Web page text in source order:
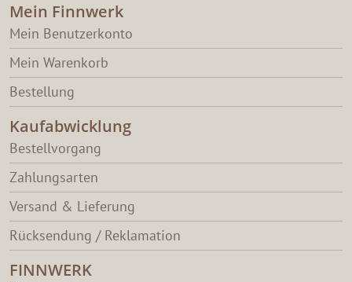
Mein Finnwerk
Mein Benutzerkonto
Mein Warenkorb
Bestellung
Kaufabwicklung
Bestellvorgang
Zahlungsarten
Versand & Lieferung
Rücksendung / Reklamation
FINNWERK